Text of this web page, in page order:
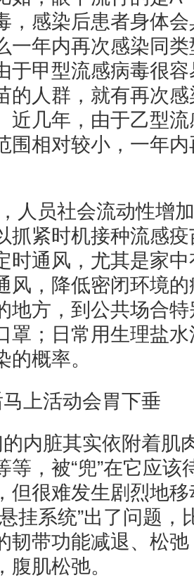
，感染后患者身体
一年内再次感染同
于甲型流感病毒很
的人群，就有再次
近几年，由于乙型
围相对较小，一年
人员社会流动性增
抓紧时机接种流感
时通风，尤其是家
风，降低密闭环境
地方，到公共场合
罩；日常用生理盐
的概率。
上活动会胃下垂
内脏其实依附着肌
等，被“兜”在它应该
但很难发生剧烈地
挂系统”出了问题，
韧带功能减退、松
腹肌松弛。